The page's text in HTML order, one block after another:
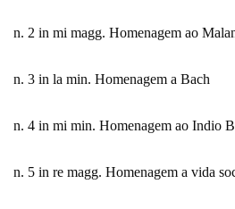
n. 2 in mi magg. Homenagem ao
n. 3 in la min. Homenagem a Bach
n. 4 in mi min. Homenagem ao Indio
n. 5 in re magg. Homenagem a vida